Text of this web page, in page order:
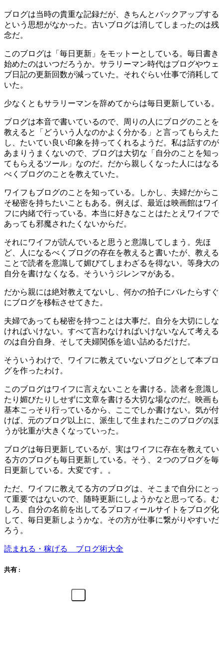
ブログは当時の貴重な記録だが、きちんとバックアップする
という思想がなかった。古いブログは消してしまったのは残
念だ。
このブログは「毎日更新」をモットーとしている。毎日書き
始めたのはいつだろうか。サラリーマン時代はブログやウェ
ブ日記の更新回数が減っていた。それぐらい仕事で消耗して
いた。
少なくともサラリーマンを辞めてからは毎日更新している。
ブログは本音で書いているので、周りの人にブログのことを
教えると「どういう人なのかよく分かる」と言ってもらえた
し、たいてい良い印象を持ってくれるようだ。私は話すのが
あまりうまくないので、ブログは大切な「自分のことを知っ
てもらえるツール」なのだ。だから親しくなった人にはなる
べくブログのことを教えていた。
ワイフもブログのことを知っている。しかし、夫婦だからこ
そ秘密を持ちたいこともある。例えば、最近は映画館はワイ
フに内緒で行っている。本当に好きなことはたとえワイフで
あっても邪魔されたくないからだ。
それにワイフが読んでいると思うと意識してしまう。先ほ
ど、人になるべくブログの存在を教えると書いたが、教える
ことで読者を意識して媚びてしまわざるを得ない。等身大の
自分を書けなくなる。そういうジレンマがある。
だから親には絶対教えてないし、何かの拍子にバレたらすぐ
にブログを移転させてきた。
夫婦であっても秘密を持つことは大事だ。自分を大切にしな
ければいけない。すべて言わなければいけないなんて考える
のは自分自身、そして夫婦関係を追い詰めるだけだ。
そういうわけで、ワイフに教えていないブログとして本ブロ
グを作ったわけ。
このブログはワイフに言えないことを書ける。読者を意識し
たり媚びたりしせずに文章を書ける大切な場なのだ。映画も
基本こっそり行っているから、ここでしか書けない。気が付
けば、元のブログ以上に、派生して生まれたこのブログのほ
うが比重が大きくなっていった。
ブログは毎日更新しているが、実はワイフに存在を教えてい
る方のブログも毎日更新している。そう、２つのブログを毎
日更新している。大変です。。
ただ、ワイフに教えてる方のブログは、そこまで自分にとっ
て重要ではないので、随時更新にしようかなと思ってる。む
しろ、自分の名前を出してるプロフィールサイトをブログ化
して、毎日更新しようかな。その方が仕事に繋がりやすいだ
ろう。
読まれる・稼げる ブログ術大全
共有 :